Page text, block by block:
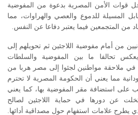
قوات الأمن المصرية بدعوة من المفوضية
المسيلة للدموع والعصي والهراوات، مما
من المتجمعين فيما يعتبر دفاعا عن النفس.
من أمام مفوضية اللاجئين ثم تحويلهم إلى
يعكس تحالفا ما بين المفوضية والسلطات
في ملاحقة مواطنين لجئوا إلى مصر هربا من
مما يعني أن الحكومة المصرية لا تحترم
على استضافة مقر المفوضية بها، كما يعني
عن دورها في حماية اللاجئين لصالح
يطرح علامات استفهام حول مصداقية أدائها.